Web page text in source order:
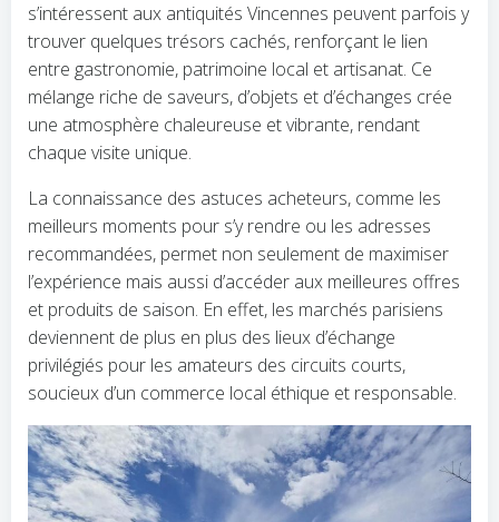
s’intéressent aux antiquités Vincennes peuvent parfois y
trouver quelques trésors cachés, renforçant le lien
entre gastronomie, patrimoine local et artisanat. Ce
mélange riche de saveurs, d’objets et d’échanges crée
une atmosphère chaleureuse et vibrante, rendant
chaque visite unique.
La connaissance des astuces acheteurs, comme les
meilleurs moments pour s’y rendre ou les adresses
recommandées, permet non seulement de maximiser
l’expérience mais aussi d’accéder aux meilleures offres
et produits de saison. En effet, les marchés parisiens
deviennent de plus en plus des lieux d’échange
privilégiés pour les amateurs des circuits courts,
soucieux d’un commerce local éthique et responsable.